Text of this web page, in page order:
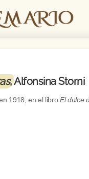
, Alfonsina Storni
1918 , en el libroEl dulce